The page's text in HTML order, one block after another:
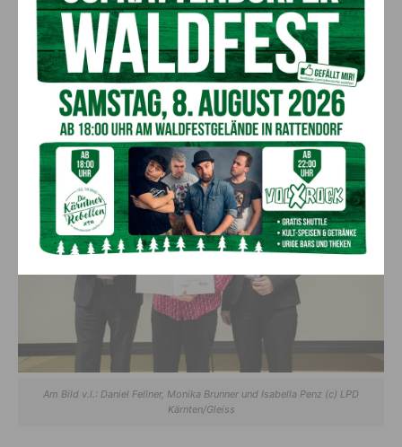
als Lehrerin und Lehrer aber auch als Erzieher und
Vertrauensperson, und damit unsere Kinder, unsere
Pflänzchen geprägt. Ihr alle habt euch für einen der
schönsten Berufe entschieden, für euer engagiertes Wirken
spreche ich euch meine Wertschätzung aus.“
Am Bild v.l.: Daniel Fellner, Monika Brunner und Isabella Penz (c) LPD
Kärnten/Gleiss